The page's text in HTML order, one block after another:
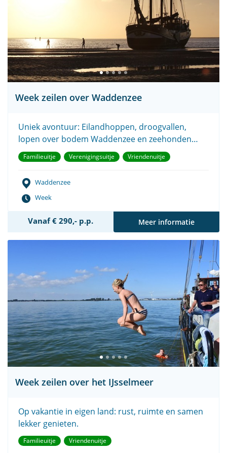
Week zeilen over Waddenzee
Uniek avontuur: Eilandhoppen, droogvallen,
lopen over bodem Waddenzee en zeehonden
spotten.
Familieuitje Verenigingsuitje Vriendenuitje
Waddenzee
Week
Vanaf € 290,- p.p. Meer informatie
Week zeilen over het IJsselmeer
Op vakantie in eigen land: rust, ruimte en samen
lekker genieten.
Familieuitje Vriendenuitje